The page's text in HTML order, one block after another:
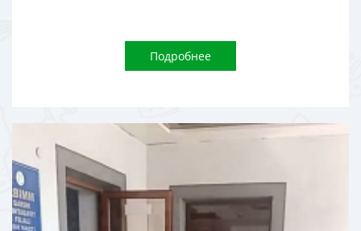
Подробнее